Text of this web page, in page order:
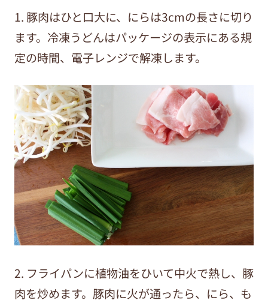
1. 豚肉はひと口大に、にらは3cmの長さに切り
ます。冷凍うどんはパッケージの表示にある規
定の時間、電子レンジで解凍します。
2. フライパンに植物油をひいて中火で熱し、豚
肉を炒めます。豚肉に火が通ったら、にら、も